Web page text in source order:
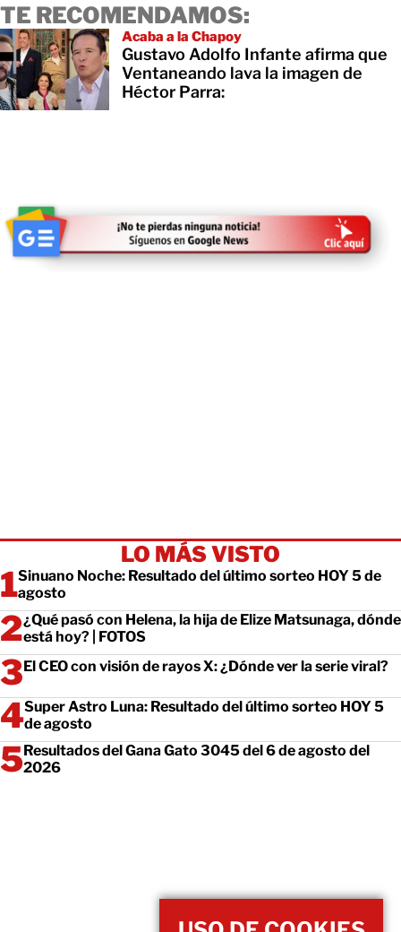
TE RECOMENDAMOS:
Acaba a la Chapoy
Gustavo Adolfo Infante afirma que
Ventaneando lava la imagen de
Héctor Parra:
LO MÁS VISTO
Sinuano Noche: Resultado del último sorteo HOY 5 de
agosto
¿Qué pasó con Helena, la hija de Elize Matsunaga, dónde
está hoy? | FOTOS
El CEO con visión de rayos X: ¿Dónde ver la serie viral?
Super Astro Luna: Resultado del último sorteo HOY 5
de agosto
Resultados del Gana Gato 3045 del 6 de agosto del
2026